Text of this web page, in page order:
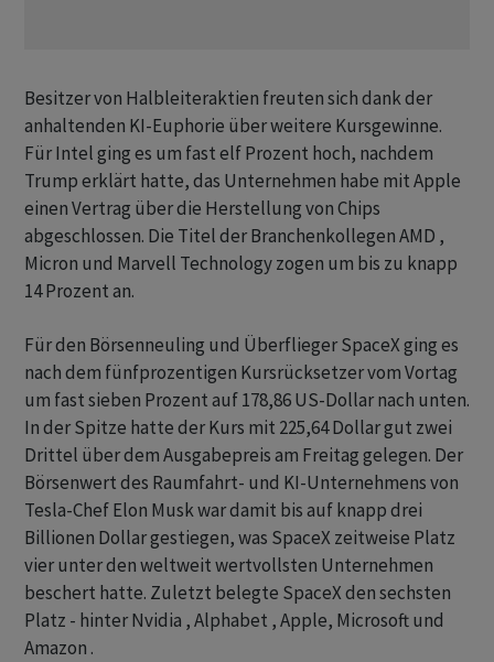
Besitzer von Halbleiteraktien freuten sich dank der
anhaltenden KI-Euphorie über weitere Kursgewinne.
Für Intel ging es um fast elf Prozent hoch, nachdem
Trump erklärt hatte, das Unternehmen habe mit Apple
einen Vertrag über die Herstellung von Chips
abgeschlossen. Die Titel der Branchenkollegen AMD ,
Micron und Marvell Technology zogen um bis zu knapp
14 Prozent an.
Für den Börsenneuling und Überflieger SpaceX ging es
nach dem fünfprozentigen Kursrücksetzer vom Vortag
um fast sieben Prozent auf 178,86 US-Dollar nach unten.
In der Spitze hatte der Kurs mit 225,64 Dollar gut zwei
Drittel über dem Ausgabepreis am Freitag gelegen. Der
Börsenwert des Raumfahrt- und KI-Unternehmens von
Tesla-Chef Elon Musk war damit bis auf knapp drei
Billionen Dollar gestiegen, was SpaceX zeitweise Platz
vier unter den weltweit wertvollsten Unternehmen
beschert hatte. Zuletzt belegte SpaceX den sechsten
Platz - hinter Nvidia , Alphabet , Apple, Microsoft und
Amazon .